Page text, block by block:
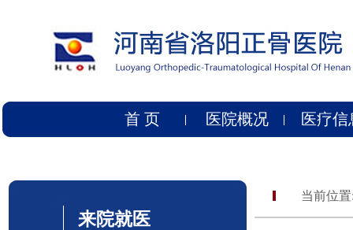
首 页 医院概况 医疗信
来院就医
当前位置